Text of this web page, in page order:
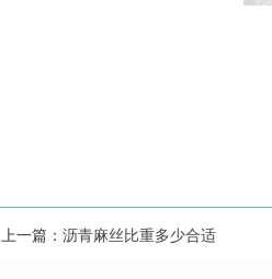
上一篇： 沥青麻丝比重多少合适